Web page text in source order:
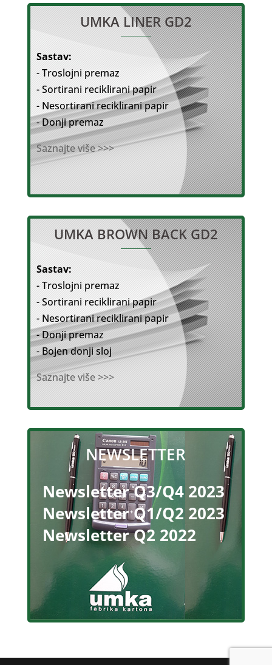
UMKA LINER GD2
Sastav:
- Troslojni premaz
- Sortirani reciklirani papir
- Nesortirani reciklirani papir
- Donji premaz
Saznajte više >>>
UMKA BROWN BACK GD2
Sastav:
- Troslojni premaz
- Sortirani reciklirani papir
- Nesortirani reciklirani papir
- Donji premaz
- Bojen donji sloj
Saznajte više >>>
NEWSLETTER
Newsletter Q3/Q4 2023
Newsletter Q1/Q2 2023
Newsletter Q2 2022